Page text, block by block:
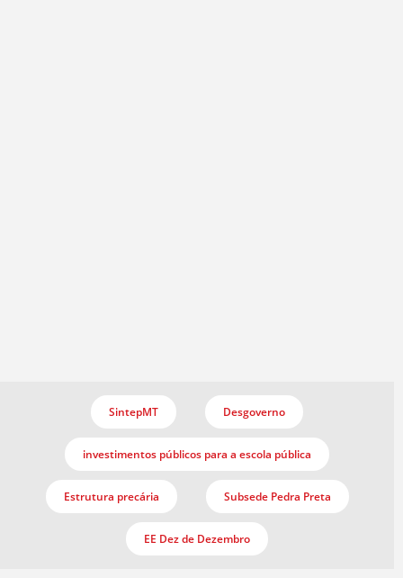
SintepMT Desgoverno
investimentos públicos para a escola pública
Estrutura precária Subsede Pedra Preta
EE Dez de Dezembro